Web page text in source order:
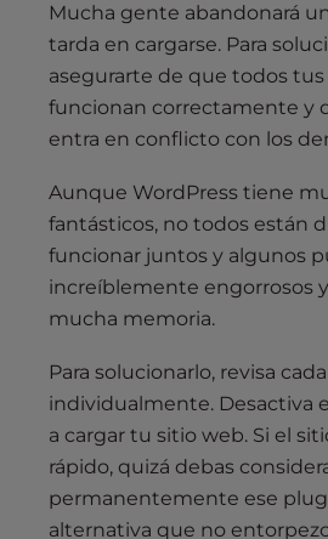
Mucha gente abandonará
tarda en cargarse. Para
asegurarte de que todos
funcionan correctamente y
entra en conflicto con los
Aunque WordPress tiene
fantásticos, no todos están
funcionar juntos y algunos
increíblemente engorrosos
mucha memoria.
Para solucionarlo, revisa
individualmente. Desactiva
a cargar tu sitio web. Si el
rápido, quizá debas
permanentemente ese
alternativa que no